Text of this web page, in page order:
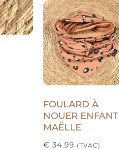
FOULARD À
NOUER ENFANT
MAËLLE
€ 34,99 (TVAC)